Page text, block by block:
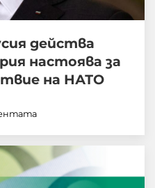
действа
настоява за
на НАТО